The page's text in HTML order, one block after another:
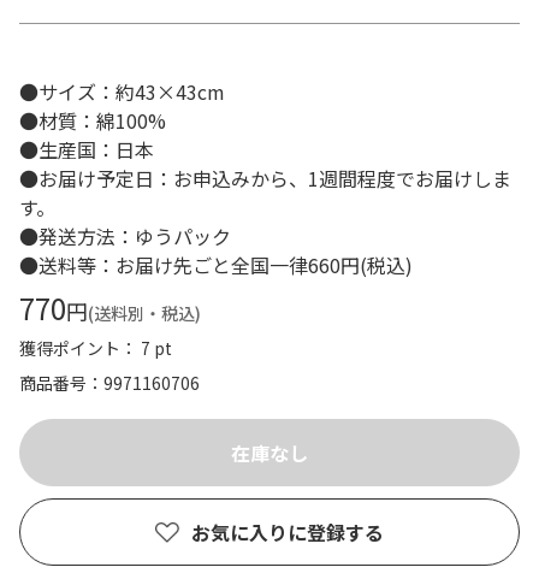
●サイズ：約43×43cm
●材質：綿100%
●生産国：日本
●お届け予定日：お申込みから、1週間程度でお届けしま
す。
●発送方法：ゆうパック
●送料等：お届け先ごと全国一律660円(税込)
770円(送料別・税込)
獲得ポイント： 7 pt
商品番号
9971160706
お気に入りに登録する